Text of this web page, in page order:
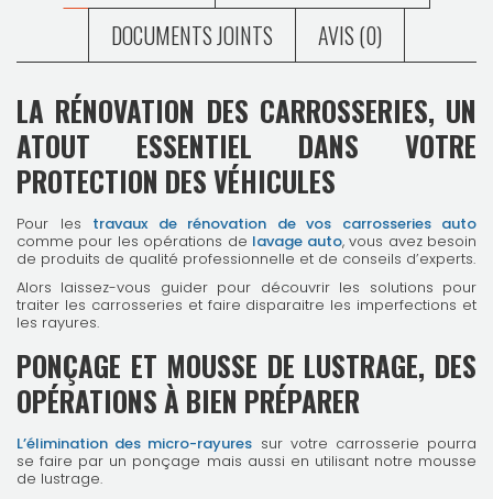
DOCUMENTS JOINTS
AVIS (0)
LA RÉNOVATION DES CARROSSERIES, UN
ATOUT ESSENTIEL DANS VOTRE
PROTECTION DES VÉHICULES
Pour les travaux de rénovation de vos carrosseries auto
comme pour les opérations de lavage auto, vous avez besoin
de produits de qualité professionnelle et de conseils d’experts.
Alors laissez-vous guider pour découvrir les solutions pour
traiter les carrosseries et faire disparaitre les imperfections et
les rayures.
PONÇAGE ET MOUSSE DE LUSTRAGE, DES
OPÉRATIONS À BIEN PRÉPARER
L’élimination des micro-rayures sur votre carrosserie pourra
se faire par un ponçage mais aussi en utilisant notre mousse
de lustrage.